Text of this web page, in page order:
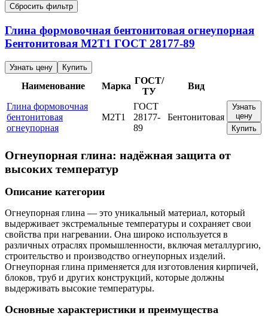
Сбросить фильтр
Глина формовочная бентонитовая огнеупорная
Бентонитовая М2Т1 ГОСТ 28177-89
Узнать цену Купить
Наименование Марка
ГОСТ/
ТУ
Вид
Глина формовочная
бентонитовая
огнеупорная
М2Т1
ГОСТ
28177-
89
Бентонитовая
Узнать
цену
Купить
Огнеупорная глина: надёжная защита от
высоких температур
Описание категории
Огнеупорная глина — это уникальный материал, который
выдерживает экстремальные температуры и сохраняет свои
свойства при нагревании. Она широко используется в
различных отраслях промышленности, включая металлургию,
строительство и производство огнеупорных изделий.
Огнеупорная глина применяется для изготовления кирпичей,
блоков, труб и других конструкций, которые должны
выдерживать высокие температуры.
Основные характеристики и преимущества